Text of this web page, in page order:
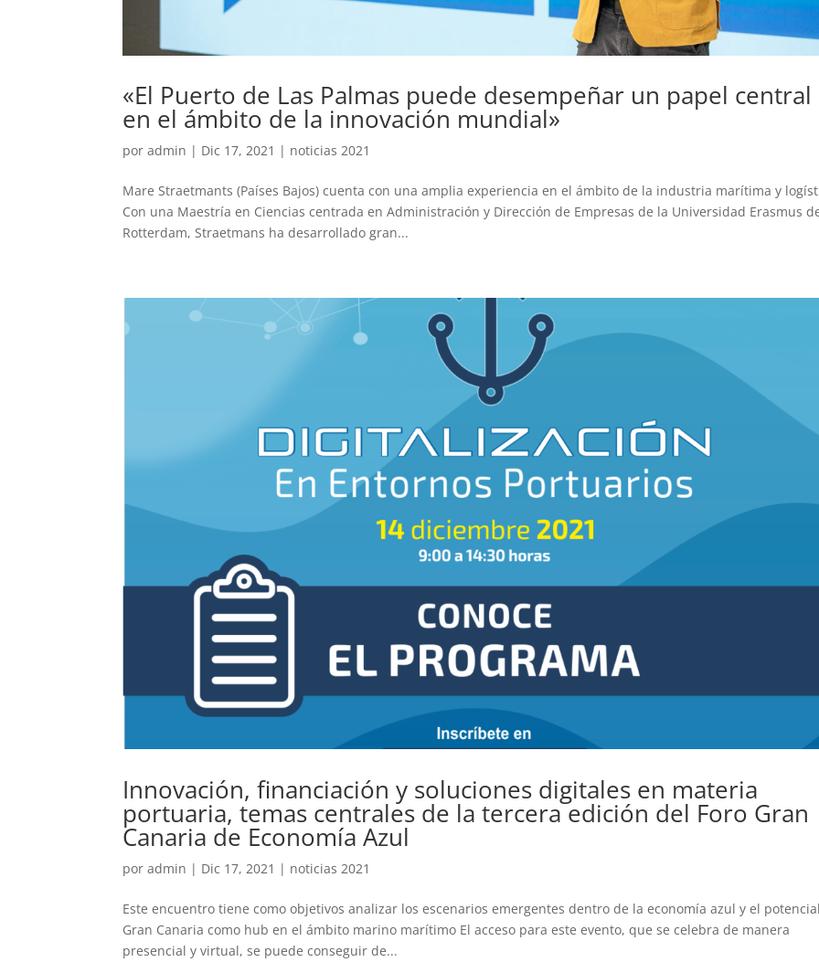
«El Puerto de Las Palmas puede desempeñar un papel central
en el ámbito de la innovación mundial»
poradmin | Dic 17, 2021 | noticias 2021
Mare Straetmants (Países Bajos) cuenta con una amplia experiencia en el ámbito de la industria marítima y
Con una Maestría en Ciencias centrada en Administración y Dirección de Empresas de la Universidad Erasmus
Rotterdam, Straetmans ha desarrollado gran...
Innovación, financiación y soluciones digitales en materia
portuaria, temas centrales de la tercera edición del Foro Gran
Canaria de Economía Azul
poradmin | Dic 17, 2021 | noticias 2021
Este encuentro tiene como objetivos analizar los escenarios emergentes dentro de la economía azul y el
Gran Canaria como hub en el ámbito marino marítimo El acceso para este evento, que se celebra de manera
presencial y virtual, se puede conseguir de...